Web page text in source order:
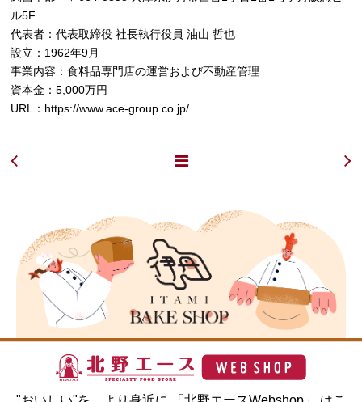
ル5F
代表者：代表取締役 社長執行役員 油山 哲也
設立：1962年9月
事業内容：食料品専門店の運営および不動産管理
資本金：5,000万円
URL： https://www.ace-group.co.jp/